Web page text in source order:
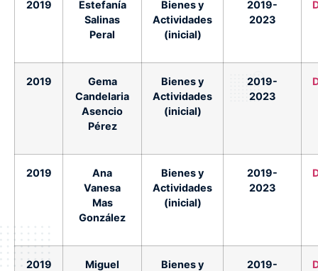
2019
Estefanía
Salinas
Peral
Bienes y
Actividades
(inicial)
2019-
2023
2019
Gema
Candelaria
Asencio
Pérez
Bienes y
Actividades
(inicial)
2019-
2023
2019
Ana
Vanesa
Mas
González
Bienes y
Actividades
(inicial)
2019-
2023
2019
Miguel
Bienes y
2019-